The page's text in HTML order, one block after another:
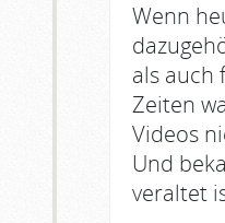
Wenn
als auch
Zeiten
Videos
Und
veraltet